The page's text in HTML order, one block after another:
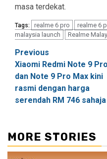
masa terdekat.
Tags: realme 6 pro realme 6
malaysia launch
Realme
Post
navigation
Previous
Xiaomi Redmi Note 9 Pro
dan Note 9 Pro Max kini
rasmi dengan harga
serendah RM 746 sahaja
MORE STORIES